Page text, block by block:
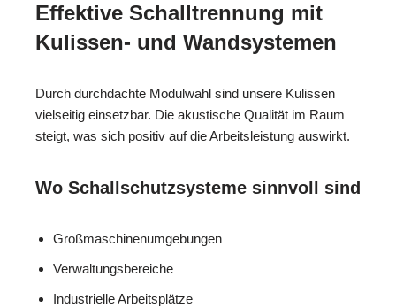
Effektive Schalltrennung mit
Kulissen- und Wandsystemen
Durch durchdachte Modulwahl sind unsere Kulissen
vielseitig einsetzbar. Die akustische Qualität im Raum
steigt, was sich positiv auf die Arbeitsleistung auswirkt.
Wo Schallschutzsysteme sinnvoll sind
Großmaschinenumgebungen
Verwaltungsbereiche
Industrielle Arbeitsplätze